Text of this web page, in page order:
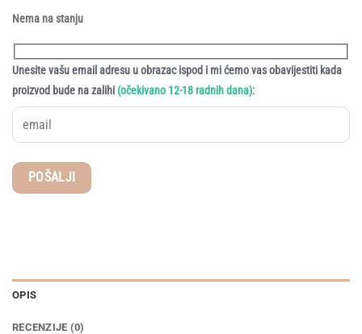
Nema na stanju
Unesite vašu email adresu u obrazac ispod i mi ćemo vas obavijestiti kada
proizvod bude na zalihi (očekivano 12-18 radnih dana):
OPIS
RECENZIJE (0)